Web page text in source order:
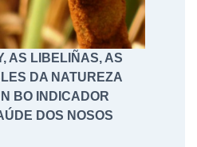
AS LIBELIÑAS, AS
DA NATUREZA
BO INDICADOR
DOS NOSOS